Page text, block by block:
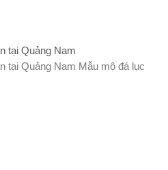
tại Quảng Nam
tại Quảng Nam Mẫu mộ đá lục